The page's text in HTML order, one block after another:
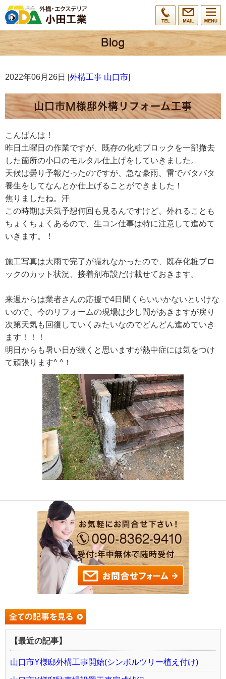
2022年06月26日 [外構工事 山口市]
山口市M様邸外構リフォーム工事
こんばんは！
昨日土曜日の作業ですが、既存の化粧ブロックを一部撤去
した箇所の小口のモルタル仕上げをしていきました。
天候は曇り予報だったのですが、急な豪雨、雷でバタバタ
養生をしてなんとか仕上げることができました！
焦りましたね。汗
この時期は天気予想何回も見るんですけど、外れることも
ちょくちょくあるので、生コン仕事は特に注意して進めて
いきます。！
施工写真は大雨で完了が撮れなかったので、既存化粧ブロ
ックのカット状況、接着剤布設だけ載せておきます。
来週からは業者さんの応援で4日間くらいいかないといけな
いので、今のリフォームの現場は少し間があきますが戻り
次第天気も回復していくみたいなのでどんどん進めていき
ます！！！
明日からも暑い日が続くと思いますが熱中症には気をつけ
て頑張ります^ ^！
【最近の記事】
山口市Y様邸外構工事開始(シンボルツリー植え付け)